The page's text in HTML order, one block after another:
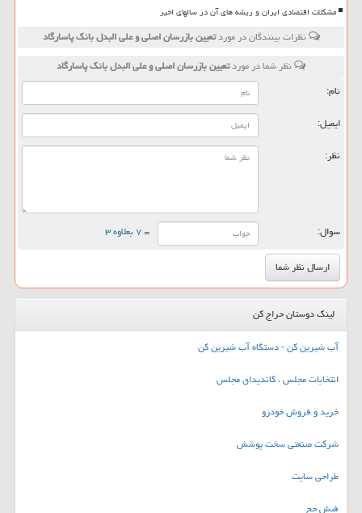
مشکلات اقتصادی ایران و ریشه های آن در سالهای اخیر
نظرات بینندگان در موردتعیین بازرسان اصلی و علی البدل بانك پاسارگاد
نظر شما در موردتعیین بازرسان اصلی و علی البدل بانك پاسارگاد
نام:
ایمیل:
نظر:
سوال: = ۷ بعلاوه ۳
لینک دوستان حراج کن
آب شیرین کن - دستگاه آب شیرین کن
انتخابات مجلس ، کاندیدای مجلس
خرید و فروش خودرو
شرکت صنعتی سخت پوشش
طراحی سایت
فیش حج